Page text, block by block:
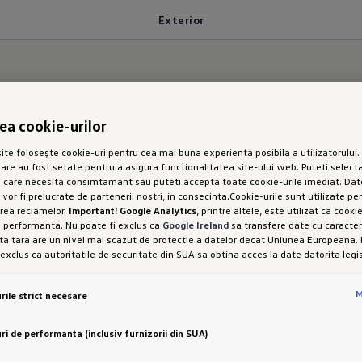
Exterior
cookie-urilor
folosește cookie-uri pentru cea mai buna experienta posibila a utilizatorului.
au fost setate pentru a asigura functionalitatea site-ului web. Puteti
care necesita consimtamant sau puteti accepta toate cookie-urile imediat.
fi prelucrate de partenerii nostri, in consecinta.Cookie-urile sunt utilizate
reclamelor. Important! Google Analytics, printre altele, este utilizat ca
performanta. Nu poate fi exclus ca Google Ireland sa transfere date cu
tara are un nivel mai scazut de protectie a datelor decat Uniunea Europeana.
ca autoritatile de securitate din SUA sa obtina acces la date datorita
expres, cu acest transfer de date, in conformitate cu articolul 49 alineatul
este responsabila pentru acest site web și pentru cookie-uri. Puteti gasi mai
cookie-uri in politica de cookie-uri sau in setarile cookie-urilor. Veti gasi
strict necesare
de performanta (inclusiv furnizorii din SUA)